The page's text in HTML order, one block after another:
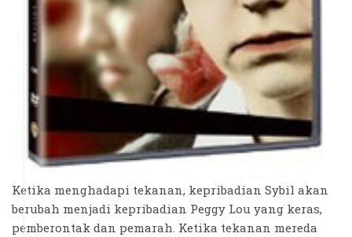
Ketika menghadapi tekanan, kepribadian Sybil akan
berubah menjadi kepribadian Peggy Lou yang keras,
pemberontak dan pemarah. Ketika tekanan mereda